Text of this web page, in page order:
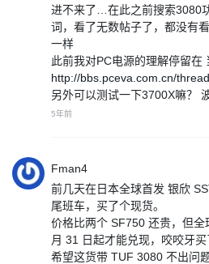
进不来了…在此之前搜索3080
词，看了无数帖子了，都没有
一样
此前我对PC电源的理解停留在
http://bbs.pceva.com.cn/
另外可以测试一下3700X嘛？
5年前
Fman4
前几天在日本全球首发 银欣
尾班车，买了个现货。
价格比两个 SF750 还贵，但
月 31 日起才能兑现，咬咬牙买
希望这货带 TUF 3080 不出问